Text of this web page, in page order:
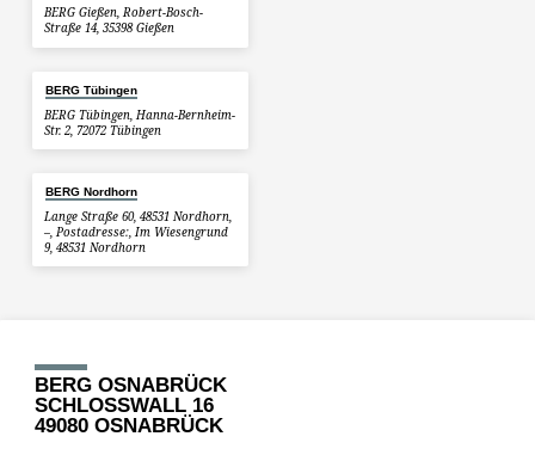
BERG Gießen, Robert-Bosch-
Straße 14, 35398 Gießen
BERG Tübingen
BERG Tübingen, Hanna-Bernheim-
Str. 2, 72072 Tübingen
BERG Nordhorn
Lange Straße 60, 48531 Nordhorn,
–, Postadresse:, Im Wiesengrund
9, 48531 Nordhorn
BERG OSNABRÜCK
SCHLOSSWALL 16
49080 OSNABRÜCK